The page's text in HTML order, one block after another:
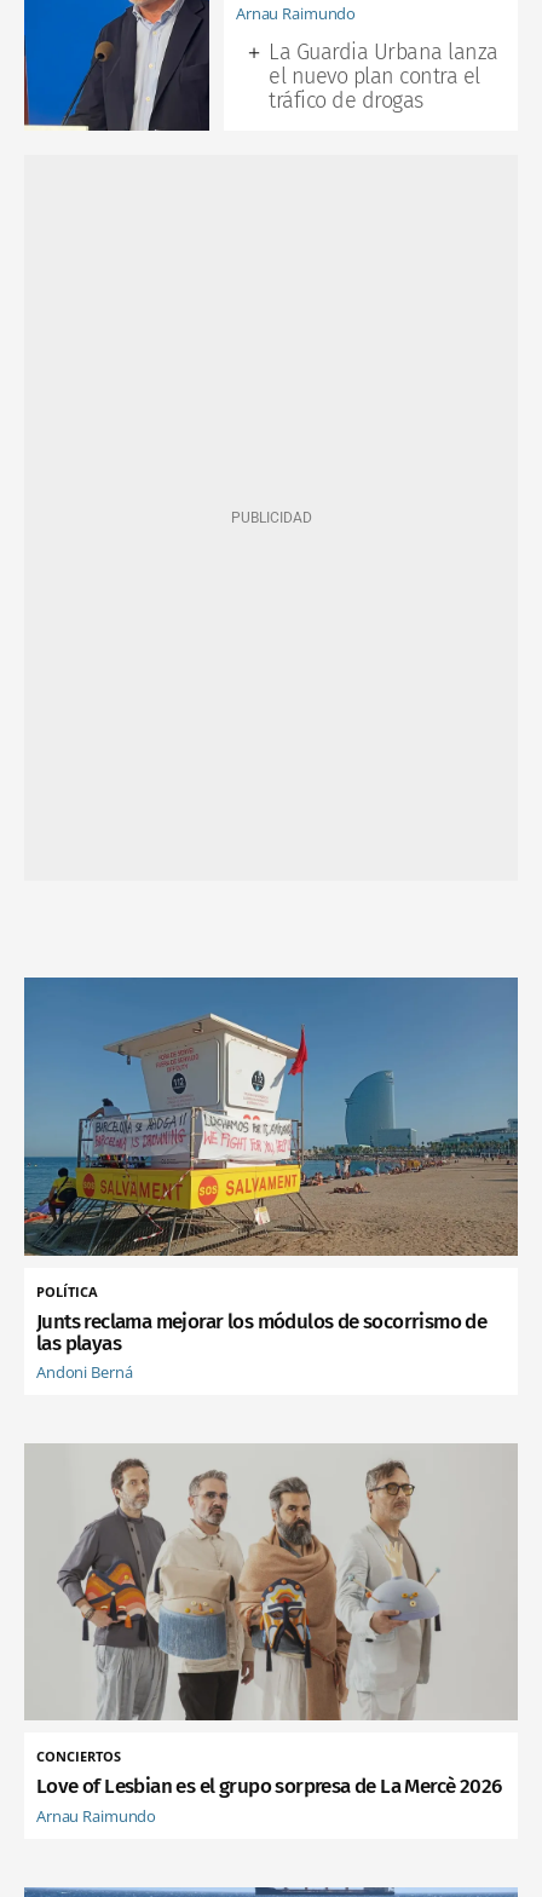
Arnau Raimundo
La Guardia Urbana lanza
el nuevo plan contra el
tráfico de drogas
POLÍTICA
Junts reclama mejorar los módulos de socorrismo de
las playas
Andoni Berná
CONCIERTOS
Love of Lesbian es el grupo sorpresa de La Mercè 2026
Arnau Raimundo